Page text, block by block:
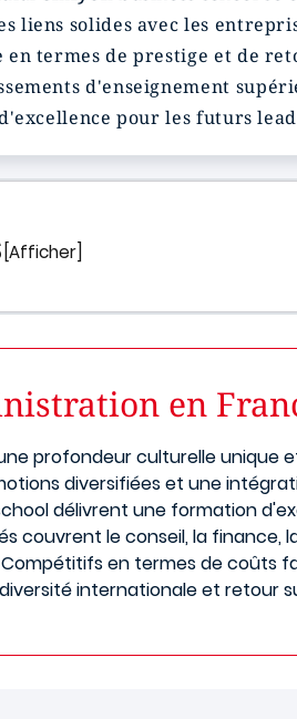
liens solides avec les
termes de prestige et de
d'enseignement
pour les futurs
[Afficher]
en
profondeur culturelle unique
diversifiées et une
délivrent une formation
couvrent le conseil, la finance,
en termes de coûts
internationale et retour